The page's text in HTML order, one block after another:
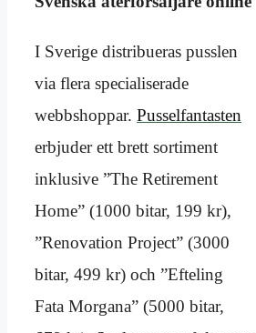
I Sverige distribueras pusslen
via flera specialiserade
webbshoppar. Pusselfantasten
erbjuder ett brett sortiment
inklusive ”The Retirement
Home” (1000 bitar, 199 kr),
”Renovation Project” (3000
bitar, 499 kr) och ”Efteling
Fata Morgana” (5000 bitar,